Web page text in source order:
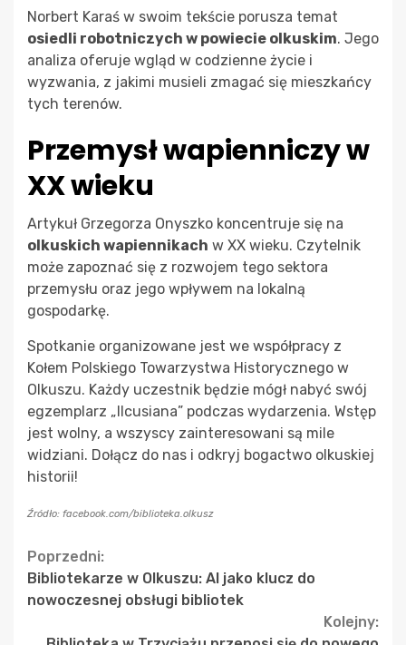
Norbert Karaś w swoim tekście porusza temat
osiedli robotniczych w powiecie olkuskim. Jego
analiza oferuje wgląd w codzienne życie i
wyzwania, z jakimi musieli zmagać się mieszkańcy
tych terenów.
Przemysł wapienniczy w
XX wieku
Artykuł Grzegorza Onyszko koncentruje się na
olkuskich wapiennikach w XX wieku. Czytelnik
może zapoznać się z rozwojem tego sektora
przemysłu oraz jego wpływem na lokalną
gospodarkę.
Spotkanie organizowane jest we współpracy z
Kołem Polskiego Towarzystwa Historycznego w
Olkuszu. Każdy uczestnik będzie mógł nabyć swój
egzemplarz „Ilcusiana” podczas wydarzenia. Wstęp
jest wolny, a wszyscy zainteresowani są mile
widziani. Dołącz do nas i odkryj bogactwo olkuskiej
historii!
Źródło: facebook.com/biblioteka.olkusz
Continue
Reading
Poprzedni:
Bibliotekarze w Olkuszu: AI jako klucz do
nowoczesnej obsługi bibliotek
Kolejny: